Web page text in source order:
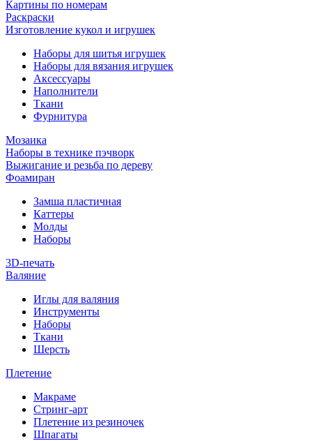
Картины по номерам
Раскраски
Изготовление кукол и игрушек
Наборы для шитья игрушек
Наборы для вязания игрушек
Аксессуары
Наполнители
Ткани
Фурнитура
Мозаика
Наборы в технике пэчворк
Выжигание и резьба по дереву
Фоамиран
Замша пластичная
Каттеры
Молды
Наборы
3D-печать
Валяние
Иглы для валяния
Инструменты
Наборы
Ткани
Шерсть
Плетение
Макраме
Стринг-арт
Плетение из резиночек
Шпагаты